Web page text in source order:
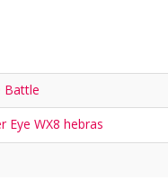
Battle
Eye WX8 hebras